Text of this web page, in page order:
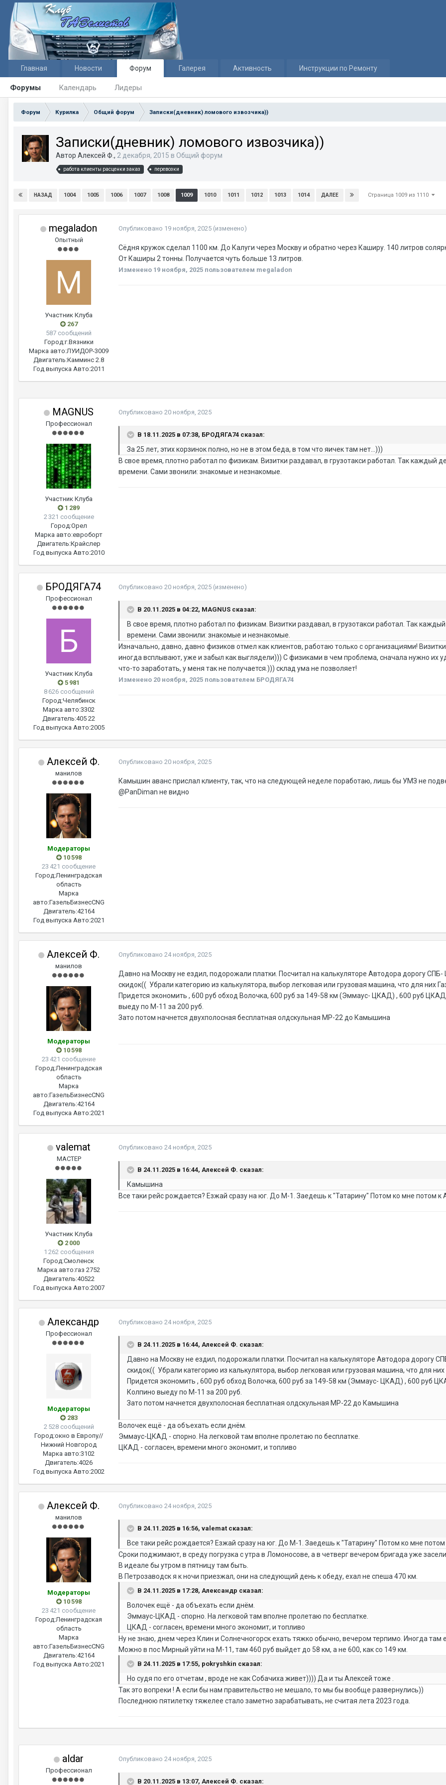
Главная Новости Форум
Форумы Календарь Лидеры
Галерея Активность Инструкции по Ремонту
Форум Курилка Общий форум Записки(дневник) ломового извозчика))
Записки(дневник) ломового извозчика))
Автор Алексей Ф., 2 декабря, 2015 в Общий форум
работа клиенты расценки заказ перевозки
НАЗАД 1004 1005 1006 1007 1008 1009 1010 1011 1012 1013 1014 ДАЛЕЕ Страница 1009 из 1110
megaladon
Опытный
Участник Клуба
267
587 сообщений
Город:г.Вязники
Марка авто:ЛУИДОР-3009
Двигатель:Камминс 2.8
Год выпуска Авто:2011
Опубликовано 19 ноября, 2025 (изменено)
Сёдня кружок сделал 1100 км. До Калуги через Москву и обратно через Каширу. 140 литров
От Каширы 2 тонны. Получается чуть больше 13 литров.
Изменено 19 ноября, 2025 пользователем megaladon
MAGNUS
Профессионал
Участник Клуба
1 289
2 321 сообщение
Город:Орел
Марка авто:евроборт
Двигатель:Крайслер
Год выпуска Авто:2010
Опубликовано 20 ноября, 2025
В 18.11.2025 в 07:38, БРОДЯГА74 сказал:
За 25 лет, этих корзинок полно, но не в этом беда, в том что яичек там нет...)))
В свое время, плотно работал по физикам. Визитки раздавал, в грузотакси работал. Так каждый
времени. Сами звонили: знакомые и незнакомые.
БРОДЯГА74
Профессионал
Участник Клуба
5 981
8 626 сообщений
Город:Челябинск
Марка авто:3302
Двигатель:405 22
Год выпуска Авто:2005
Опубликовано 20 ноября, 2025 (изменено)
В 20.11.2025 в 04:22, MAGNUS сказал:
В свое время, плотно работал по физикам. Визитки раздавал, в грузотакси работал. Так
времени. Сами звонили: знакомые и незнакомые.
Изначально, давно, давно физиков отмел как клиентов, работаю только с организациями!
иногда всплывают, уже и забыл как выглядели))) С физиками в чем проблема, сначала нужно их
что-то заработать, у меня так не получается.))) склад ума не позволяет!
Изменено 20 ноября, 2025 пользователем БРОДЯГА74
Алексей Ф.
манилов
Модераторы
10 598
23 421 сообщение
Город:Ленинградская
область
Марка
авто:ГазельБизнесCNG
Двигатель:42164
Год выпуска Авто:2021
Опубликовано 20 ноября, 2025
Камышин аванс прислал клиенту, так, что на следующей неделе поработаю, лишь бы УМЗ не
@PanDiman не видно
Алексей Ф.
манилов
Модераторы
10 598
23 421 сообщение
Город:Ленинградская
область
Марка
авто:ГазельБизнесCNG
Двигатель:42164
Год выпуска Авто:2021
Опубликовано 24 ноября, 2025
Давно на Москву не ездил, подорожали платки. Посчитал на калькуляторе Автодора дорогу
скидок(( Убрали категорию из калькулятора, выбор легковая или грузовая машина, что для них
Придется экономить , 600 руб обход Волочка, 600 руб за 149-58 км (Эммаус- ЦКАД) , 600 руб
выеду по М-11 за 200 руб.
Зато потом начнется двухполосная бесплатная олдскульная МР-22 до Камышина
valemat
МАСТЕР
Участник Клуба
2 000
1 262 сообщения
Город:Смоленск
Марка авто:газ 2752
Двигатель:40522
Год выпуска Авто:2007
Опубликовано 24 ноября, 2025
В 24.11.2025 в 16:44, Алексей Ф. сказал:
Камышина
Все таки рейс рождается? Езжай сразу на юг. До М-1. Заедешь к "Татарину" Потом ко мне потом к
Александр
Профессионал
Модераторы
283
2 528 сообщений
Город:окно в Европу//
Нижний Новгород
Марка авто:3102
Двигатель:4026
Год выпуска Авто:2002
Опубликовано 24 ноября, 2025
В 24.11.2025 в 16:44, Алексей Ф. сказал:
Давно на Москву не ездил, подорожали платки. Посчитал на калькуляторе Автодора дорогу
скидок(( Убрали категорию из калькулятора, выбор легковая или грузовая машина, что для них
Придется экономить , 600 руб обход Волочка, 600 руб за 149-58 км (Эммаус- ЦКАД) , 600 руб
Колпино выеду по М-11 за 200 руб.
Зато потом начнется двухполосная бесплатная олдскульная МР-22 до Камышина
Волочек ещё - да объехать если днём.
Эммаус-ЦКАД - спорно. На легковой там вполне пролетаю по бесплатке.
ЦКАД - согласен, времени много экономит, и топливо
Алексей Ф.
манилов
Модераторы
10 598
23 421 сообщение
Город:Ленинградская
область
Марка
авто:ГазельБизнесCNG
Двигатель:42164
Год выпуска Авто:2021
Опубликовано 24 ноября, 2025
В 24.11.2025 в 16:56, valemat сказал:
Все таки рейс рождается? Езжай сразу на юг. До М-1. Заедешь к "Татарину" Потом ко мне
Сроки поджимают, в среду погрузка с утра в Ломоносове, а в четверг вечером бригада уже
В идеале бы утром в пятницу там быть.
В Петрозаводск я к ночи приезжал, они на следующий день к обеду, ехал не спеша 470 км.
В 24.11.2025 в 17:28, Александр сказал:
Волочек ещё - да объехать если днём.
Эммаус-ЦКАД - спорно. На легковой там вполне пролетаю по бесплатке.
ЦКАД - согласен, времени много экономит, и топливо
Ну не знаю, днем через Клин и Солнечногорск ехать тяжко обычно, вечером терпимо. Иногда там
Можно в пос Мирный уйти на М-11, там 460 руб выйдет до 58 км, а не 600, как со 149 км.
В 24.11.2025 в 17:55, pokryshkin сказал:
Но судя по его отчетам , вроде не как Собачиха живет)))) Да и ты Алексей тоже .
Так это вопреки ! А если бы нам правительство не мешало, то мы бы вообще развернулись))
Последнюю пятилетку тяжелее стало заметно зарабатывать, не считая лета 2023 года.
aldar
Профессионал
Опубликовано 24 ноября, 2025
В 20.11.2025 в 13:07, Алексей Ф. сказал: